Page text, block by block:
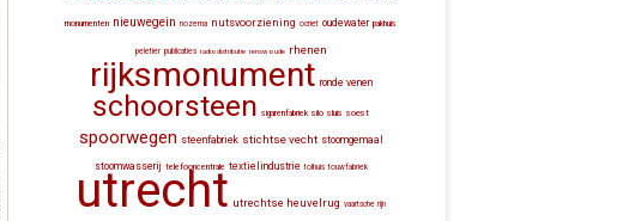
monumenten nieuwegein nozema nutsvoorziening ocriet oudewater pakhuis
peletier publicaties radiodistributie renswoude rhenen
rijksmonument ronde venen
schoorsteen sigarenfabriek silo sluis soest
spoorwegen steenfabriek stichtse vecht stoomgemaal
stoomwasserij telefooncentrale textielindustrie tolhuis touwfabriek
utrecht utrechtse heuvelrug vaartsche rijn